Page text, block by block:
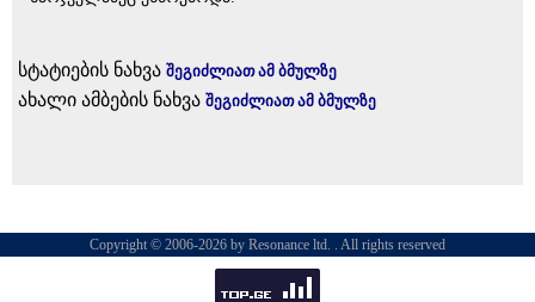
სტატიების ნახვა შეგიძლიათ ამ ბმულზე
ახალი ამბების ნახვა შეგიძლიათ ამ ბმულზე
Copyright © 2006-2026 by Resonance ltd. . All rights reserved